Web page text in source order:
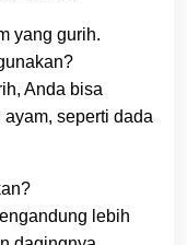
yang gurih.
Anda bisa
seperti dada
lebih